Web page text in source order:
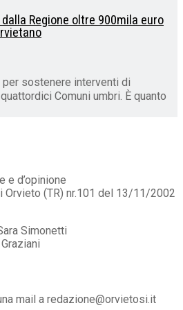
Regione oltre 900mila euro
sostenere interventi di
Comuni umbri. È quanto
e d’opinione
Orvieto (TR) nr.101 del 13/11/2002
Simonetti
mail a redazione@orvietosi.it